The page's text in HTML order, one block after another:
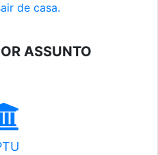
de casa.
ASSUNTO